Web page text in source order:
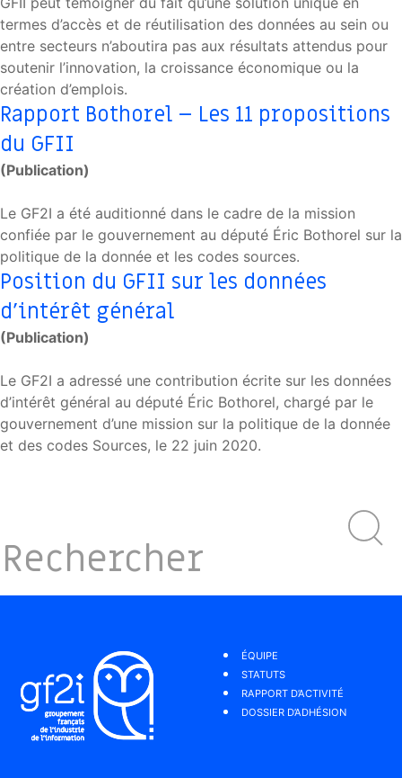
termes d’accès et de réutilisation des données au sein ou
entre secteurs n’aboutira pas aux résultats attendus pour
soutenir l’innovation, la croissance économique ou la
création d’emplois.
Rapport Bothorel – Les 11 propositions
du GFII
(Publication)
Le GF2I a été auditionné dans le cadre de la mission
confiée par le gouvernement au député Éric Bothorel sur la
politique de la donnée et les codes sources.
Position du GFII sur les données
d’intérêt général
(Publication)
Le GF2I a adressé une contribution écrite sur les données
d’intérêt général au député Éric Bothorel, chargé par le
gouvernement d’une mission sur la politique de la donnée
et des codes Sources, le 22 juin 2020.
ÉQUIPE
STATUTS
RAPPORT D’ACTIVITÉ
DOSSIER D’ADHÉSION